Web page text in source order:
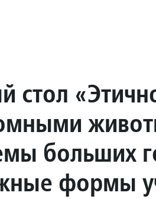
стол
больших
формы